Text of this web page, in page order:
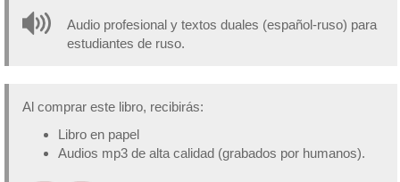
Audio profesional y textos duales (español-ruso) para
estudiantes de ruso.
Al comprar este libro, recibirás:
Libro en papel
Audios mp3 de alta calidad (grabados por humanos).